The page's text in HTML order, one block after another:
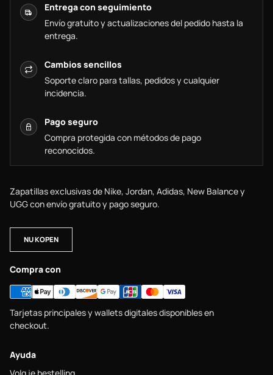
Entrega con seguimiento
Envío gratuito y actualizaciones del pedido hasta la
entrega.
Cambios sencillos
Soporte claro para tallas, pedidos y cualquier
incidencia.
Pago seguro
Compra protegida con métodos de pago
reconocidos.
Zapatillas exclusivas de Nike, Jordan, Adidas, New Balance y
UGG con envío gratuito y pago seguro.
NU KOPEN
Compra con
Tarjetas principales y wallets digitales disponibles en
checkout.
Ayuda